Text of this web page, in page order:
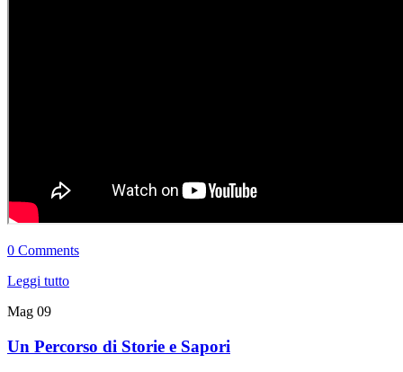
0 Comments
Leggi tutto
Mag 09
Un Percorso di Storie e Sapori